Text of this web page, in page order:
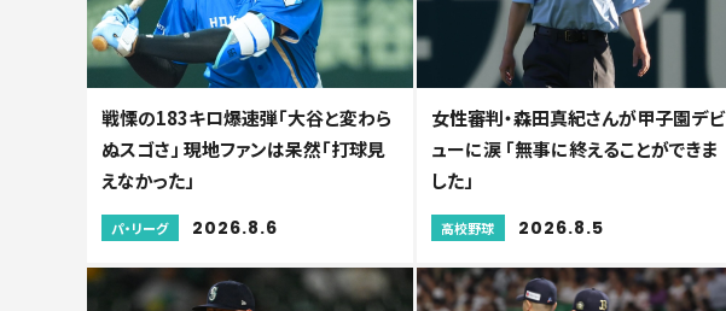
戦慄の183キロ爆速弾「大谷と変わら
ぬスゴさ」 現地ファンは呆然「打球見
えなかった」
パ・リーグ 2026.8.6
女性審判・森田真紀さんが甲子園デビ
ューに涙 「無事に終えることができま
した」
高校野球 2026.8.5